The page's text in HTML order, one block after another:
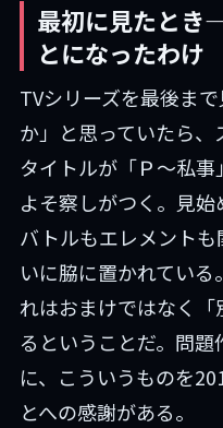
最初に見たとき
とになったわけ
TVシリーズを最後ま
か」と思っていたら、
タイトルが「Ｐ～私
よそ察しがつく。見始
バトルもエレメント
いに脇に置かれてい
れはおまけではなく
るということだ。問
に、こういうものを
とへの感謝がある。